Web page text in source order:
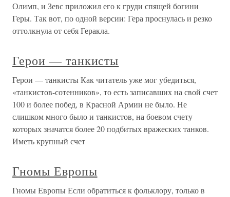
Олимп, и Зевс приложил его к груди спящей богини
Геры. Так вот, по одной версии: Гера проснулась и резко
оттолкнула от себя Геракла.
Герои — танкисты
Герои — танкисты Как читатель уже мог убедиться,
«танкистов-сотенников», то есть записавших на свой счет
100 и более побед, в Красной Армии не было. Не
слишком много было и танкистов, на боевом счету
которых значатся более 20 подбитых вражеских танков.
Иметь крупный счет
Гномы Европы
Гномы Европы Если обратиться к фольклору, только в